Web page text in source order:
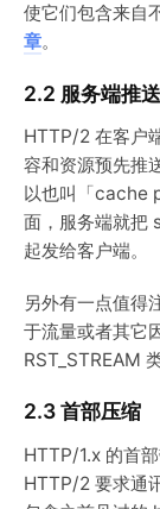
使它们包含来自
章。
2.2 服务端推送
HTTP/2 在客户
容和资源预先推
以也叫「cache
面，服务端就把
起发给客户端。
另外有一点值得
于流量或者其它
RST_STREAM
2.3 首部压缩
HTTP/1.x 的首
HTTP/2 要求通